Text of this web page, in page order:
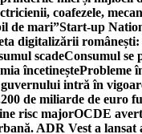
coafezele,
de mari”Start-up
digitalizării
scadeConsumul se
încetineșteProbleme
intră în
de miliarde de euro
risc majorOCDE
ADR Vest a lansat